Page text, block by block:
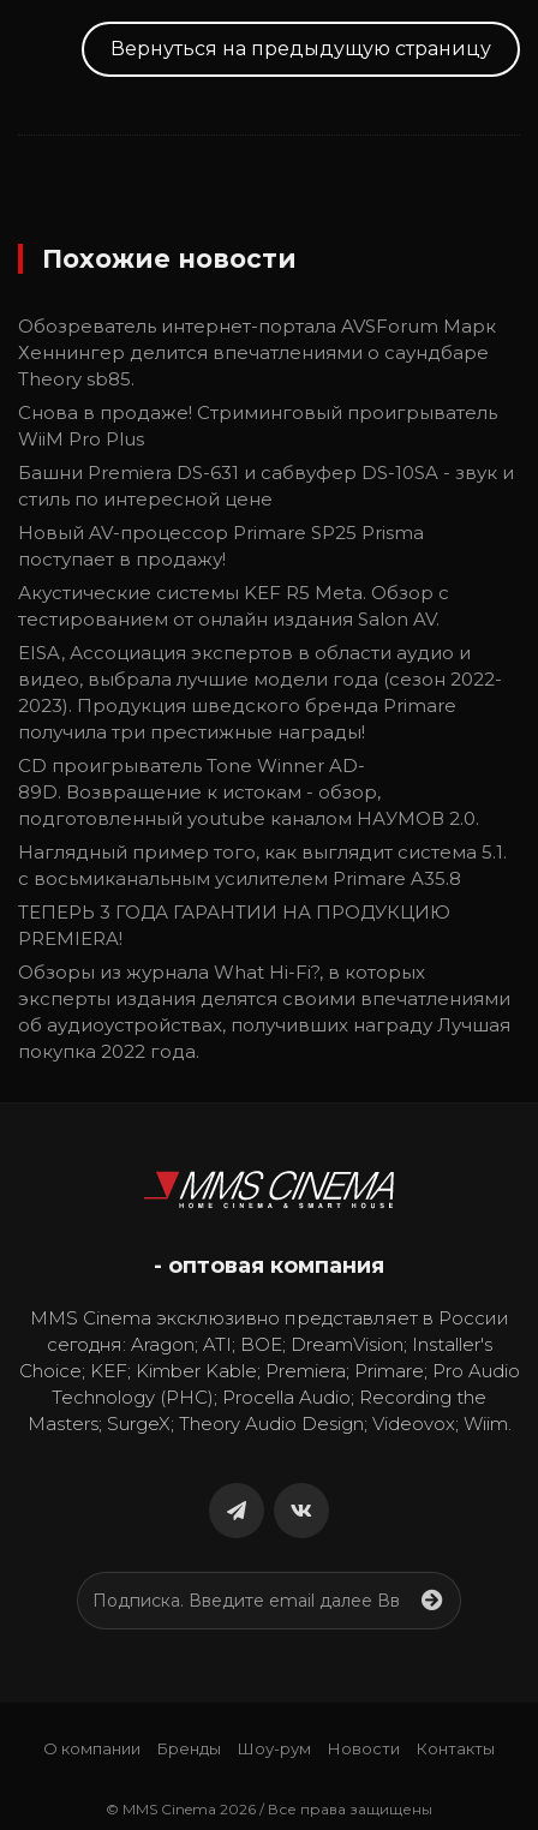
Вернуться на предыдущую страницу
Похожие новости
Обозреватель интернет-портала AVSForum Марк
Хеннингер делится впечатлениями о саундбаре
Theory sb85.
Снова в продаже! Стриминговый проигрыватель
WiiM Pro Plus
Башни Premiera DS-631 и сабвуфер DS-10SA - звук и
стиль по интересной цене
Новый AV-процессор Primare SP25 Prisma
поступает в продажу!
Акустические системы KEF R5 Meta. Обзор с
тестированием от онлайн издания Salon AV.
EISA, Ассоциация экспертов в области аудио и
видео, выбрала лучшие модели года (сезон 2022-
2023). Продукция шведского бренда Primare
получила три престижные награды!
CD проигрыватель Tone Winner AD-
89D. Возвращение к истокам - обзор,
подготовленный youtube каналом НАУМОВ 2.0.
Наглядный пример того, как выглядит система 5.1.
с восьмиканальным усилителем Primare A35.8
ТЕПЕРЬ 3 ГОДА ГАРАНТИИ НА ПРОДУКЦИЮ
PREMIERA!
Обзоры из журнала What Hi-Fi?, в которых
эксперты издания делятся своими впечатлениями
об аудиоустройствах, получивших награду Лучшая
покупка 2022 года.
- оптовая компания
MMS Cinema эксклюзивно представляет в России
сегодня: Aragon; ATI; BOE; DreamVision; Installer's
Choice; KEF; Kimber Kable; Premiera; Primare; Pro Audio
Technology (PHC); Procella Audio; Recording the
Masters; SurgeX; Theory Audio Design; Videovox; Wiim.
О компании Бренды Шоу-рум Новости Контакты
© MMS Cinema 2026 / Все права защищены